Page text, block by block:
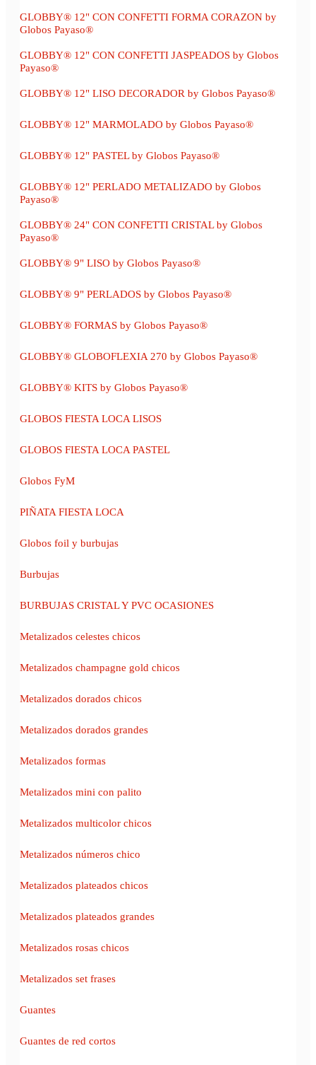
GLOBBY® 12" CON CONFETTI FORMA CORAZON by
Globos Payaso®
GLOBBY® 12" CON CONFETTI JASPEADOS by Globos
Payaso®
GLOBBY® 12" LISO DECORADOR by Globos Payaso®
GLOBBY® 12" MARMOLADO by Globos Payaso®
GLOBBY® 12" PASTEL by Globos Payaso®
GLOBBY® 12" PERLADO METALIZADO by Globos
Payaso®
GLOBBY® 24" CON CONFETTI CRISTAL by Globos
Payaso®
GLOBBY® 9" LISO by Globos Payaso®
GLOBBY® 9" PERLADOS by Globos Payaso®
GLOBBY® FORMAS by Globos Payaso®
GLOBBY® GLOBOFLEXIA 270 by Globos Payaso®
GLOBBY® KITS by Globos Payaso®
GLOBOS FIESTA LOCA LISOS
GLOBOS FIESTA LOCA PASTEL
Globos FyM
PIÑATA FIESTA LOCA
Globos foil y burbujas
Burbujas
BURBUJAS CRISTAL Y PVC OCASIONES
Metalizados celestes chicos
Metalizados champagne gold chicos
Metalizados dorados chicos
Metalizados dorados grandes
Metalizados formas
Metalizados mini con palito
Metalizados multicolor chicos
Metalizados números chico
Metalizados plateados chicos
Metalizados plateados grandes
Metalizados rosas chicos
Metalizados set frases
Guantes
Guantes de red cortos